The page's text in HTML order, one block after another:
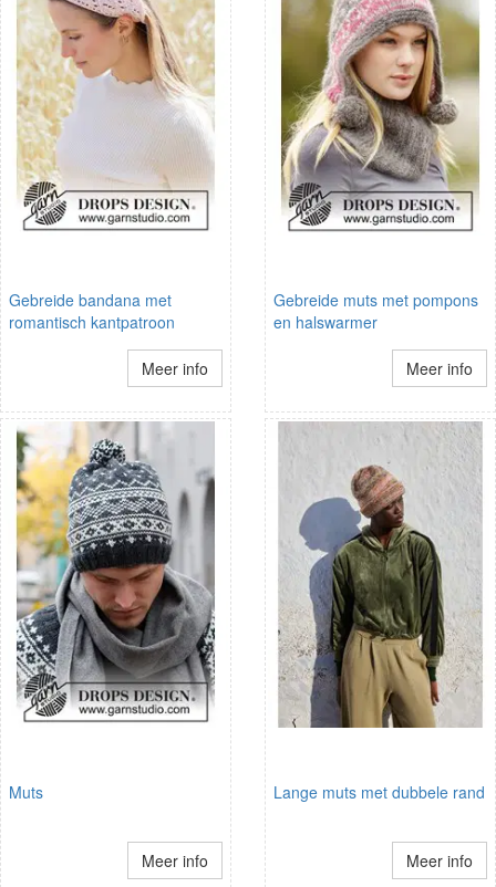
Gebreide bandana met
romantisch kantpatroon
Meer info
Gebreide muts met pompons
en halswarmer
Meer info
Muts
Meer info
Lange muts met dubbele rand
Meer info